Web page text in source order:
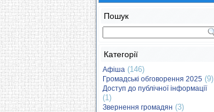
Пошук
Категорії
Афіша (146)
Громадські обговорення 2025 (9)
Доступ до публічної інформації
(1)
Звернення громадян (3)